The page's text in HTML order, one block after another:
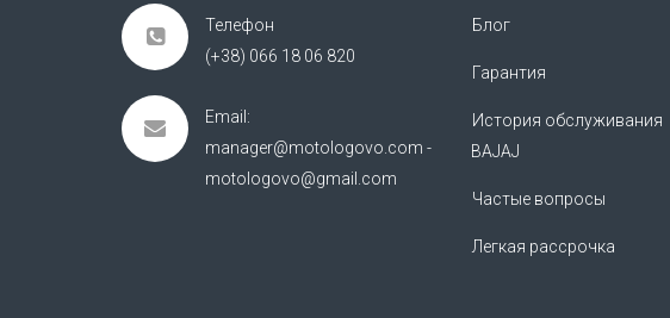
Телефон
(+38) 066 18 06 820
Email:
manager@motologovo.com -
motologovo@gmail.com
Блог
Гарантия
История обслуживания
BAJAJ
Частые вопросы
Легкая рассрочка